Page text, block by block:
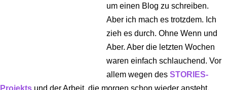
um einen Blog zu schreiben.
Aber ich mach es trotzdem. Ich
zieh es durch. Ohne Wenn und
Aber. Aber die letzten Wochen
waren einfach schlauchend. Vor
allem wegen des STORIES-
Projekts und der Arbeit, die morgen schon wieder ansteht.